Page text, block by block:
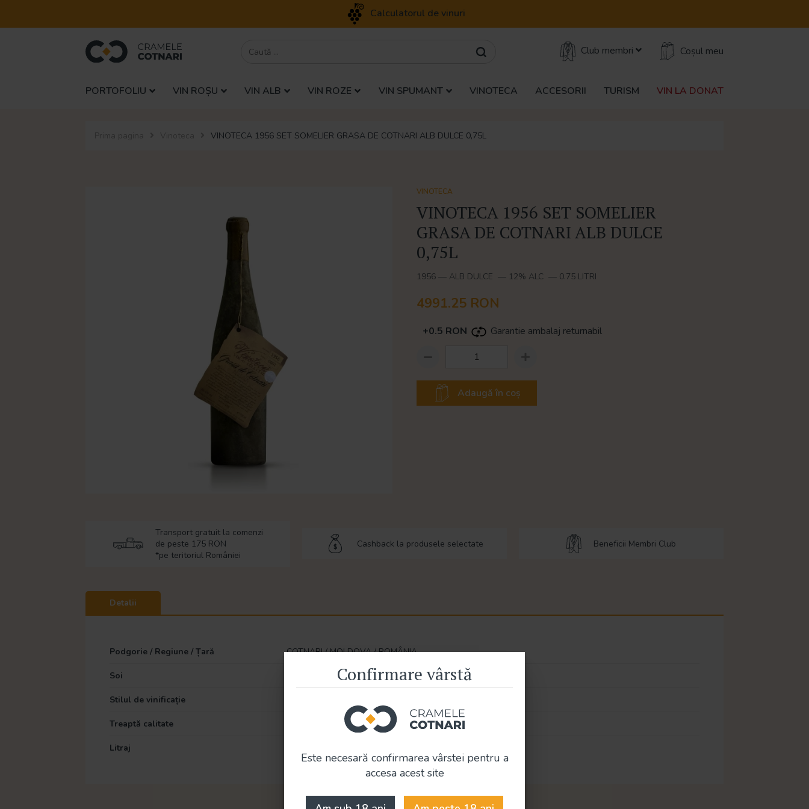
Calculatorul de vinuri
Club membri Coșul meu
PORTOFOLIU VIN ROȘU VIN ALB VIN ROZE VIN SPUMANT VINOTECA ACCESORII TURISM VIN LA DONAT
VINOTECA 1956 SET SOMELIER GRASA DE COTNARI ALB DULCE 0,75L
VINOTECA
VINOTECA 1956 SET SOMELIER
GRASA DE COTNARI ALB DULCE
0,75L
1956 — ALB DULCE — 12% ALC — 0.75 LITRI
4991.25 RON
+0.5 RON Garantie ambalaj returnabil
Adaugă în coș
Transport gratuit la comenzi
de peste 175 RON
*pe teritoriul României
Cashback la produsele selectate Beneficii Membri Club
Detalii
Podgorie / Regiune / Țară COTNARI / MOLDOVA / ROMÂNIA
Soi Grasa de Cotnari
Stilul de vinificație
Treaptă calitate
Litraj
Confirmare vârstă
Este necesară confirmarea vârstei pentru a
accesa acest site